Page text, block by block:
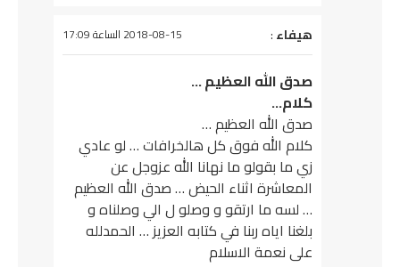
يقول
هيفاء: 2018-08-15 الساعة 17:09
صدق الله العظيم …
كلام…
صدق الله العظيم …
كلام الله فوق كل هالخرافات … لو عادي
زي ما بقولو ما نهانا الله عزوجل عن
المعاشرة اثناء الحيض … صدق الله العظيم
… لسه ما ارتقو و وصلو ل الي وصلناه و
بلغنا اياه ربنا في كتابه العزيز … الحمدلله
على نعمة الاسلام